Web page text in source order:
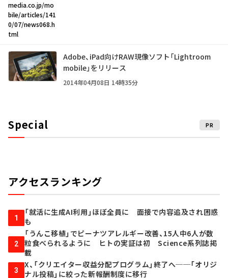
media.co.jp/mo
bile/articles/141
0/07/news068.h
tml
Adobe、iPad向けRAW現像ソフト「Lightroom
mobile」をリリース
2014年04月08日 14時35分
Special PR
アクセスランキング
1
「就活に生成AI利用」ほぼ全員に 面接で内容追及され困惑
も
2
「うんこ移植」でピーナツアレルギー改善、15人中6人が数
粒食べられるように ヒトの実証は初 Science系列誌掲
載
3
X、「クリエイター収益分配プログラム」終了へ──「オリジ
ナル投稿」に絞った新報酬制度に移行